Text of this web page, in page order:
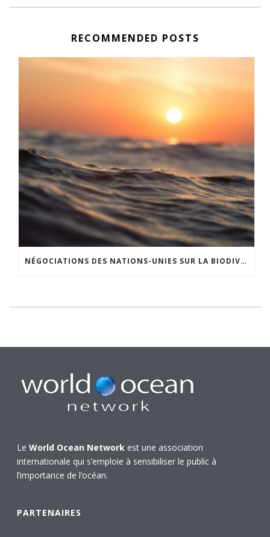
RECOMMENDED POSTS
NÉGOCIATIONS DES NATIONS-UNIES SUR LA BIODIVERSITÉ EN HAUTE MER
LeWorld Ocean Network est une association
internationale qui s’emploie à sensibiliser le public à
l’importance de l’océan.
PARTENAIRES